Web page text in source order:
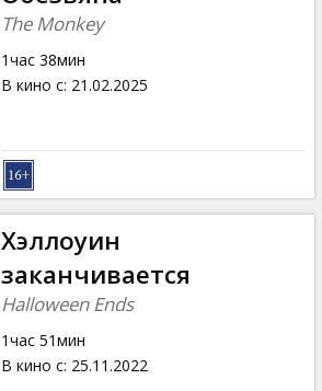
The Monkey
1час 38мин
В кино с: 21.02.2025
Хэллоуин
заканчивается
Halloween Ends
1час 51мин
В кино с: 25.11.2022